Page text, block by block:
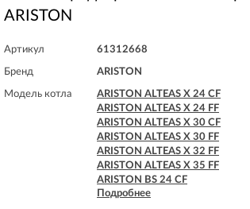
ARISTON
Артикул 61312668
Бренд ARISTON
Модель котла
ARISTON ALTEAS X 24 CF
ARISTON ALTEAS X 24 FF
ARISTON ALTEAS X 30 CF
ARISTON ALTEAS X 30 FF
ARISTON ALTEAS X 32 FF
ARISTON ALTEAS X 35 FF
ARISTON BS 24 CF
ARISTON BS 24 FF
Подробнее